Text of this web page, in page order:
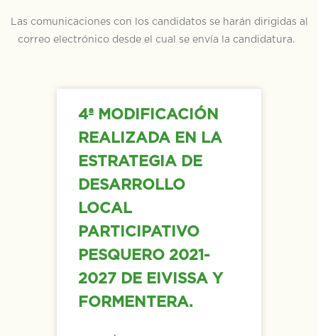
Las comunicaciones con los candidatos se harán dirigidas al
correo electrónico desde el cual se envía la candidatura.
4ª MODIFICACIÓN
REALIZADA EN LA
ESTRATEGIA DE
DESARROLLO
LOCAL
PARTICIPATIVO
PESQUERO 2021-
2027 DE EIVISSA Y
FORMENTERA.